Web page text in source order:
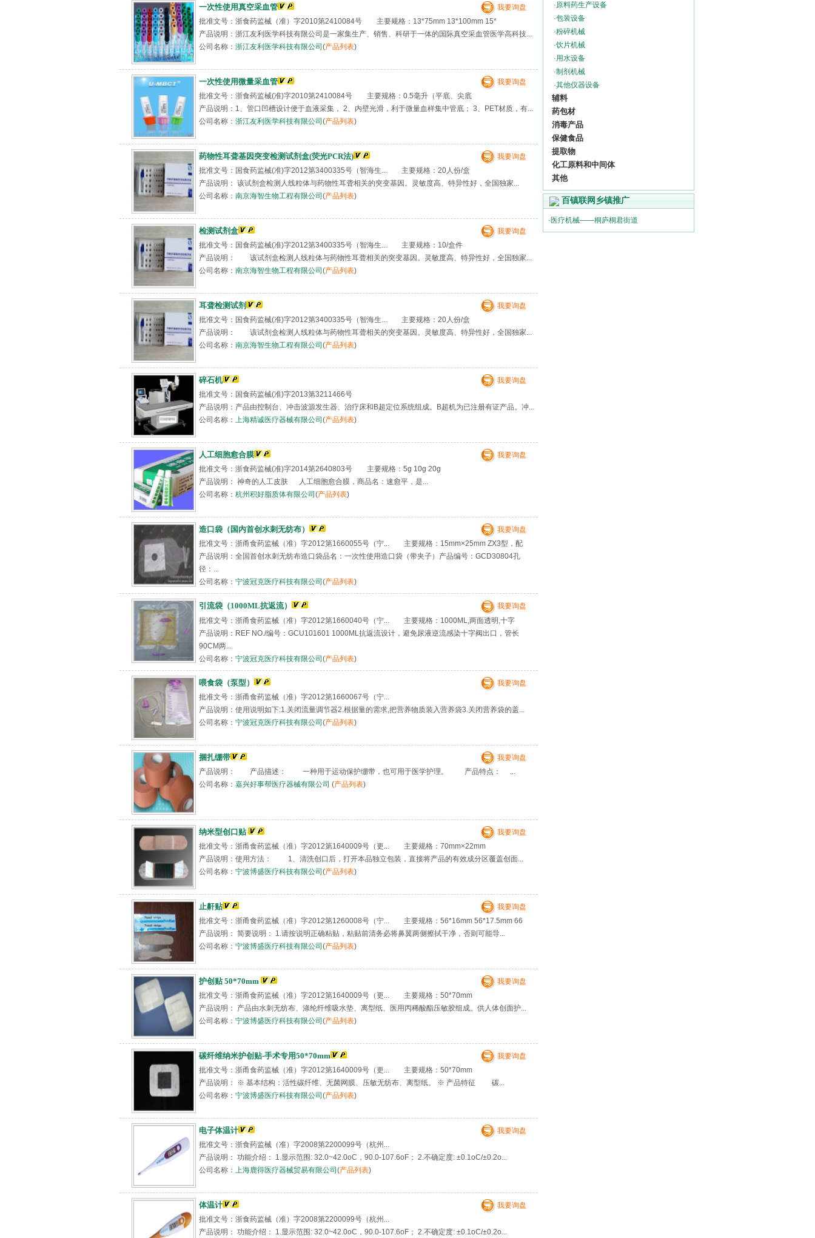
一次性使用真空采血管
我要询盘
批准文号：浙食药监械（准）字2010第2410084号 主要规格：13*75mm 13*100mm 15*
产品说明：浙江友利医学科技有限公司是一家集生产、销售、科研于一体的国际真空采血管医学高科技...
公司名称： 浙江友利医学科技有限公司 (产品列表)
一次性使用微量采血管
我要询盘
批准文号：浙食药监械(准)字2010第2410084号 主要规格：0.5毫升（平底、尖底
产品说明：1、管口凹槽设计便于血液采集， 2、内壁光滑，利于微量血样集中管底； 3、PET材质，有...
公司名称： 浙江友利医学科技有限公司 (产品列表)
药物性耳聋基因突变检测试剂盒(荧光PCR法)
我要询盘
批准文号：国食药监械(准)字2012第3400335号（智海生... 主要规格：20人份/盒
产品说明： 该试剂盒检测人线粒体与药物性耳聋相关的突变基因。灵敏度高、特异性好，全国独家...
公司名称： 南京海智生物工程有限公司 (产品列表)
检测试剂盒
我要询盘
批准文号：国食药监械(准)字2012第3400335号（智海生... 主要规格：10/盒件
产品说明： 该试剂盒检测人线粒体与药物性耳聋相关的突变基因。灵敏度高、特异性好，全国独家...
公司名称： 南京海智生物工程有限公司 (产品列表)
耳聋检测试剂
我要询盘
批准文号：国食药监械(准)字2012第3400335号（智海生... 主要规格：20人份/盒
产品说明： 该试剂盒检测人线粒体与药物性耳聋相关的突变基因。灵敏度高、特异性好，全国独家...
公司名称： 南京海智生物工程有限公司 (产品列表)
碎石机
我要询盘
批准文号：国食药监械(准)字2013第3211466号
产品说明：产品由控制台、冲击波源发生器、治疗床和B超定位系统组成。B超机为已注册有证产品。冲...
公司名称： 上海精诚医疗器械有限公司 (产品列表)
人工细胞愈合膜
我要询盘
批准文号：浙食药监械(准)字2014第2640803号 主要规格：5g 10g 20g
产品说明： 神奇的人工皮肤 人工细胞愈合膜，商品名：速愈平，是...
公司名称： 杭州积好脂质体有限公司 (产品列表)
造口袋（国内首创水刺无纺布）
我要询盘
批准文号：浙甬食药监械（准）字2012第1660055号（宁... 主要规格：15mm×25mm ZX3型，配
产品说明：全国首创水刺无纺布造口袋品名：一次性使用造口袋（带夹子）产品编号：GCD30804孔
径：...
公司名称： 宁波冠克医疗科技有限公司 (产品列表)
引流袋（1000ML抗返流）
我要询盘
批准文号：浙甬食药监械（准）字2012第1660040号（宁... 主要规格：1000ML,两面透明,十字
产品说明：REF NO./编号：GCU101601 1000ML抗返流设计，避免尿液逆流感染十字阀出口，管长
90CM两...
公司名称： 宁波冠克医疗科技有限公司(产品列表)
喂食袋（泵型）
我要询盘
批准文号：浙甬食药监械（准）字2012第1660067号（宁...
产品说明：使用说明如下:1.关闭流量调节器2.根据量的需求,把营养物质装入营养袋3.关闭营养袋的盖...
公司名称： 宁波冠克医疗科技有限公司(产品列表)
捆扎绷带
我要询盘
产品说明： 产品描述： 一种用于运动保护绷带，也可用于医学护理。 产品特点： ...
公司名称： 嘉兴好事帮医疗器械有限公司 (产品列表)
纳米型创口贴
我要询盘
批准文号：浙甬食药监械（准）字2012第1640009号（更... 主要规格：70mm×22mm
产品说明：使用方法： 1、清洗创口后，打开本品独立包装，直接将产品的有效成分区覆盖创面...
公司名称： 宁波博盛医疗科技有限公司(产品列表)
止鼾贴
我要询盘
批准文号：浙甬食药监械（准）字2012第1260008号（宁... 主要规格：56*16mm 56*17.5mm 66
产品说明： 简要说明： 1.请按说明正确粘贴，粘贴前清务必将鼻翼两侧擦拭干净，否则可能导...
公司名称： 宁波博盛医疗科技有限公司(产品列表)
护创贴 50*70mm
我要询盘
批准文号：浙甬食药监械（准）字2012第1640009号（更... 主要规格：50*70mm
产品说明： 产品由水刺无纺布、涤纶纤维吸水垫、离型纸、医用丙稀酸酯压敏胶组成。供人体创面护...
公司名称： 宁波博盛医疗科技有限公司(产品列表)
碳纤维纳米护创贴-手术专用50*70mm
我要询盘
批准文号：浙甬食药监械（准）字2012第1640009号（更... 主要规格：50*70mm
产品说明： ※ 基本结构：活性碳纤维、无菌网膜、压敏无纺布、离型纸。 ※ 产品特征 碳...
公司名称： 宁波博盛医疗科技有限公司(产品列表)
电子体温计
我要询盘
批准文号：浙食药监械（准）字2008第2200099号（杭州...
产品说明： 功能介绍： 1.显示范围: 32.0~42.0oC，90.0-107.6oF； 2.不确定度: ±0.1oC/±0.2o...
公司名称：
上海鹿得医疗器械贸易有限公司(产品列表)
体温计
我要询盘
批准文号：浙食药监械（准）字2008第2200099号（杭州...
产品说明： 功能介绍： 1.显示范围: 32.0~42.0oC，90.0-107.6oF； 2.不确定度: ±0.1oC/±0.2o...
·原料药生产设备
·包装设备
·粉碎机械
·饮片机械
·用水设备
·制剂机械
·其他仪器设备
辅料
药包材
消毒产品
保健食品
提取物
化工原料和中间体
其他
百镇联网乡镇推广
· 医疗机械——桐庐桐君街道